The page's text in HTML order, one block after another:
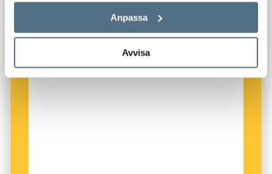
Anpassa
Avvisa